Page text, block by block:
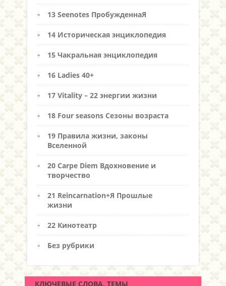
13 Seenotes ПробужденнаЯ
14 Историческая энциклопедия
15 Чакральная энциклопедия
16 Ladies 40+
17 Vitality – 22 энергии жизни
18 Four seasons Сезоны возраста
19 Правила жизни, законы
Вселенной
20 Carpe Diem Вдохновение и
творчество
21 Reincarnation+Я Прошлые
жизни
22 Кинотеатр
Без рубрики
КЛЮЧЕВЫЕ СЛОВА, ТЕМЫ